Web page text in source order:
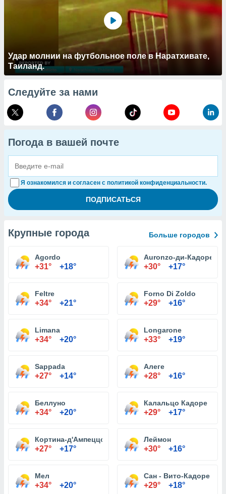
Удар молнии на футбольное поле в Наратхивате,
Таиланд.
Следуйте за нами
Погода в вашей почте
Я ознакомился и согласен с политикой конфиденциальности.
Крупные города Больше городов
Agordo
+31° +18°
Auronzo-ди-Кадоре
+30° +17°
Feltre
+34° +21°
Forno Di Zoldo
+29° +16°
Limana
+34° +20°
Longarone
+33° +19°
Sappada
+27° +14°
Алеге
+28° +16°
Беллуно
+34° +20°
Калальцо Кадоре
+29° +17°
Кортина-д'Ампеццо
+27° +17°
Леймон
+30° +16°
Мел
+34° +20°
Сан - Вито-Кадоре
+29° +18°